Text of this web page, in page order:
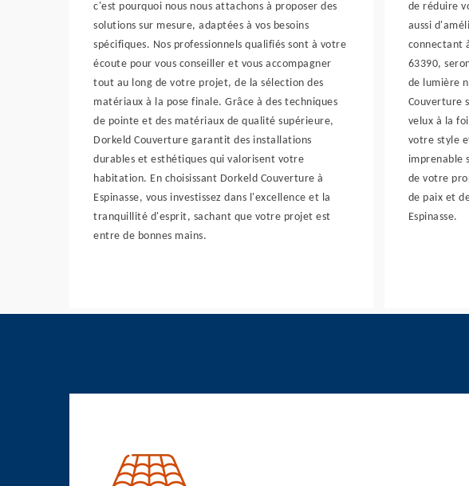
c'est pourquoi nous nous attachons à proposer des
solutions sur mesure, adaptées à vos besoins
spécifiques. Nos professionnels qualifiés sont à votre
écoute pour vous conseiller et vous accompagner
tout au long de votre projet, de la sélection des
matériaux à la pose finale. Grâce à des techniques
de pointe et des matériaux de qualité supérieure,
Dorkeld Couverture garantit des installations
durables et esthétiques qui valorisent votre
habitation. En choisissant Dorkeld Couverture à
Espinasse, vous investissez dans l'excellence et la
tranquillité d'esprit, sachant que votre projet est
entre de bonnes mains.
de réduire
aussi
connectant
63390,
de lumière
Couverture
velux à la
votre style
imprenable
de votre
de paix et
Espinasse.